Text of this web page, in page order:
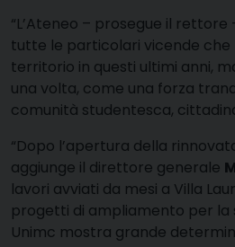
“L’Ateneo – prosegue il rettore
tutte le particolari vicende che
territorio in questi ultimi anni,
una volta, come una forza
comunità studentesca,
“Dopo l’apertura della
aggiunge il direttore generale
lavori avviati da mesi a Villa
progetti di ampliamento per la
Unimc mostra grande